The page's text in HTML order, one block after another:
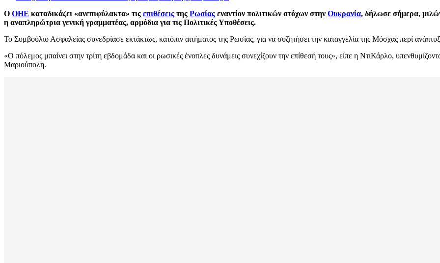
Ο ΟΗΕ καταδικάζει «ανεπιφύλακτα» τις επιθέσεις της Ρωσίας εναντίον πολιτικών στόχων στην Ουκρανία, δήλωσε σήμερα,
η αναπληρώτρια γενική γραμματέας, αρμόδια για τις Πολιτικές Υποθέσεις.
Το Συμβούλιο Ασφαλείας συνεδρίασε εκτάκτως, κατόπιν αιτήματος της Ρωσίας, για να συζητήσει την καταγγελία της Μόσχας περί
«Ο πόλεμος μπαίνει στην τρίτη εβδομάδα και οι ρωσικές ένοπλες δυνάμεις συνεχίζουν την επίθεσή τους», είπε η ΝτιΚάρλο,
Μαριούπολη.